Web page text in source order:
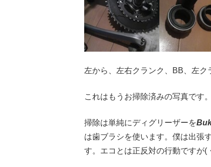
左から、左右クランク、BB、左ク
これはもうお掃除済みの写真です。
掃除は単純にディグリーザーを
は歯ブラシを使います。僕は出張
す。エコとは正反対の行動ですが(